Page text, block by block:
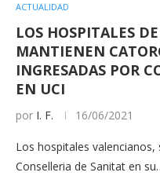
ACTUALIDAD
LOS HOSPITALES
MANTIENEN
INGRESADAS POR
EN UCI
por I. F. 16/06/2021
Los hospitales
Conselleria de Sanitat en